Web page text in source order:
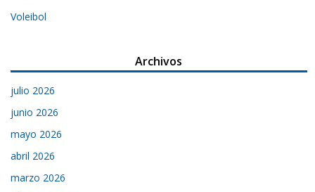
Voleibol
Archivos
julio 2026
junio 2026
mayo 2026
abril 2026
marzo 2026